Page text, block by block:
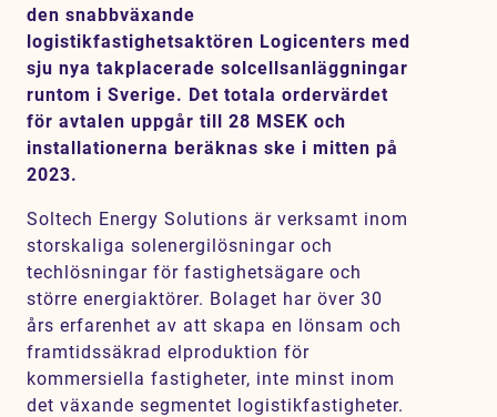
Karriär
Jobb
Kontakt
den snabbväxande
logistikfastighetsaktören Logicenters med
sju nya takplacerade solcellsanläggningar
runtom i Sverige. Det totala ordervärdet
för avtalen uppgår till 28 MSEK och
installationerna beräknas ske i mitten på
2023.
Soltech Energy Solutions är verksamt inom
storskaliga solenergilösningar och
techlösningar för fastighetsägare och
större energiaktörer. Bolaget har över 30
års erfarenhet av att skapa en lönsam och
framtidssäkrad elproduktion för
kommersiella fastigheter, inte minst inom
det växande segmentet logistikfastigheter.